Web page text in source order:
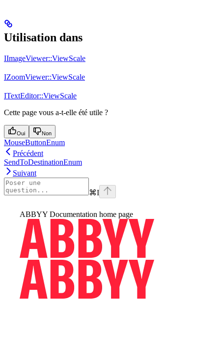
Utilisation dans
IImageViewer::ViewScale
IZoomViewer::ViewScale
ITextEditor::ViewScale
Cette page vous a-t-elle été utile ?
Oui Non
MouseButtonEnum
Précédent
SendToDestinationEnum
Suivant
⌘I
ABBYY Documentation home page